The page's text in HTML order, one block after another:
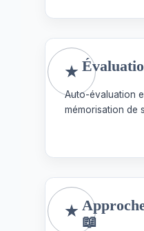
Auto-évaluation
mémorisation de
📖